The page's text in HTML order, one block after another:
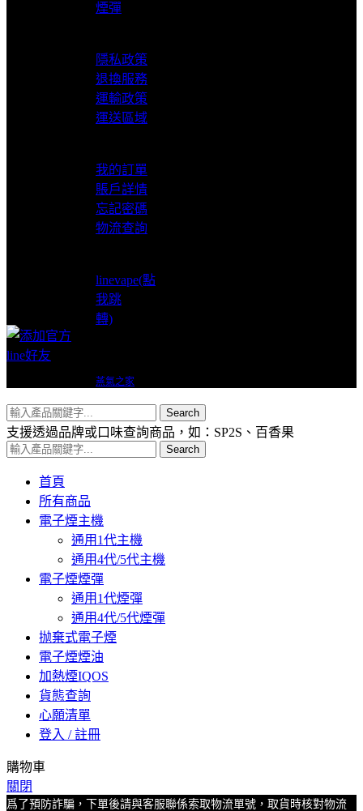
煙彈
隱私政策
退換服務
運輸政策
運送區域
我的訂單
賬戶詳情
忘記密碼
物流查詢
linevape(點
我跳
轉)
蒸氣之家
Search
支援透過品牌或口味查詢商品，如：SP2S、百香果
Search
首頁
所有商品
電子煙主機
通用1代主機
通用4代/5代主機
電子煙煙彈
通用1代煙彈
通用4代/5代煙彈
抛棄式電子煙
電子煙煙油
加熱煙IQOS
貨態查詢
心願清單
登入 / 註冊
購物車
關閉
爲了預防詐騙，下單後請與客服聯係索取物流單號，取貨時核對物流